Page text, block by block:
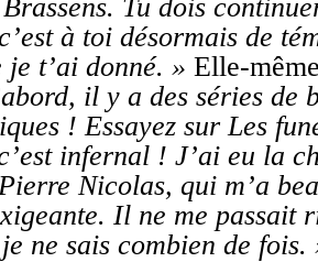
Tu dois
à toi désormais de
t’ai donné. » Elle-
il y a des séries de
! Essayez sur Les
infernal ! J’ai eu la
Nicolas, qui m’a
Il ne me passait
ne sais combien de fois.